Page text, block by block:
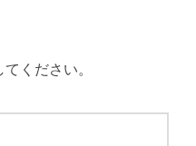
ください。